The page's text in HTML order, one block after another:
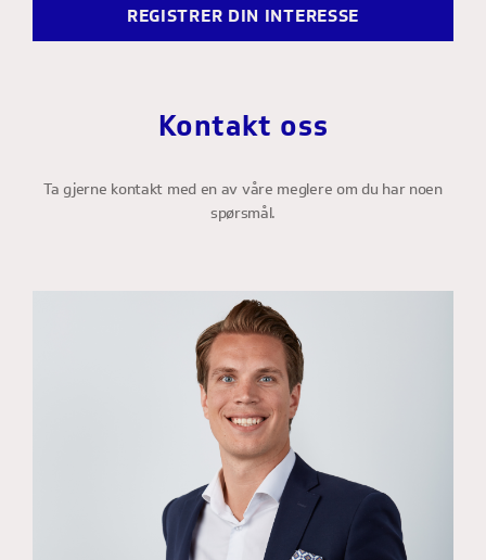
REGISTRER DIN INTERESSE
Kontakt oss
Ta gjerne kontakt med en av våre meglere om du har noen
spørsmål.